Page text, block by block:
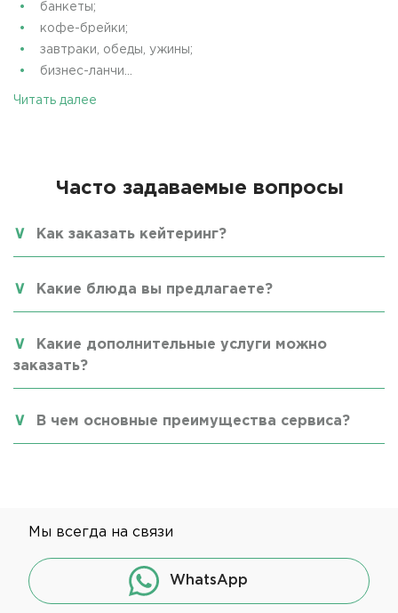
банкеты;
кофе-брейки;
завтраки, обеды, ужины;
бизнес-ланчи...
Читать далее
Часто задаваемые вопросы
Как заказать кейтеринг?
Какие блюда вы предлагаете?
Какие дополнительные услуги можно
заказать?
В чем основные преимущества сервиса?
Мы всегда на связи
WhatsApp